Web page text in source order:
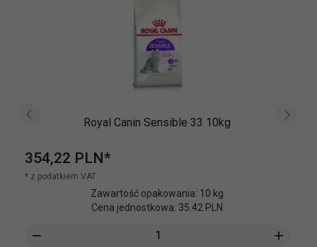
Royal Canin Sensible 33 10kg
354,22 PLN*
* z podatkiem VAT
Zawartość opakowania: 10 kg
Cena jednostkowa: 35.42 PLN